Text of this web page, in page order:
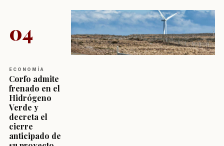
04
ECONOMÍA
Corfo admite
frenado en el
Hidrógeno
Verde y
decreta el
cierre
anticipado de